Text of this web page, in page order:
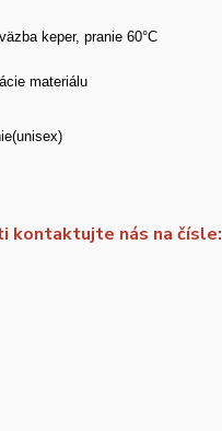
keper, pranie 60°C
materiálu
kontaktujte nás na čísle: